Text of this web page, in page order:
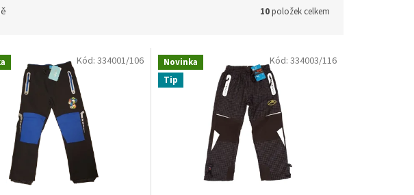
10položek celkem
Kód: 334001/106
Novinka
Tip
Kód: 334003/116